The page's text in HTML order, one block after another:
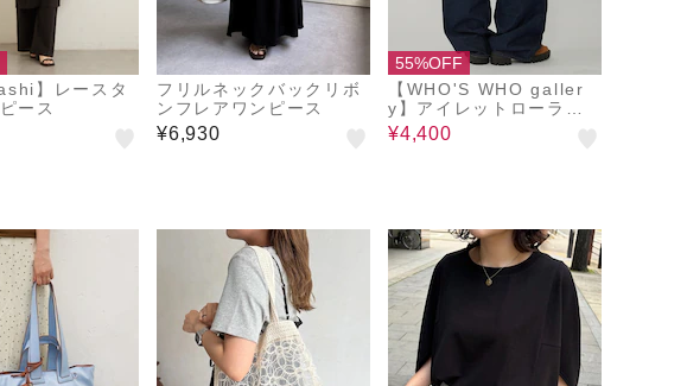
】レースタ
ース
フリルネックバックリボ
ンフレアワンピース
¥6,930
55%OFF
【WHO'S WHO galler
y】アイレットローライ
ズデニム
¥4,400